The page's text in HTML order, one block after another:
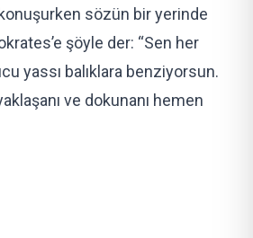
sözün bir yerinde
şöyle der: “Sen her
yassı balıklara benziyorsun.
ve dokunanı hemen